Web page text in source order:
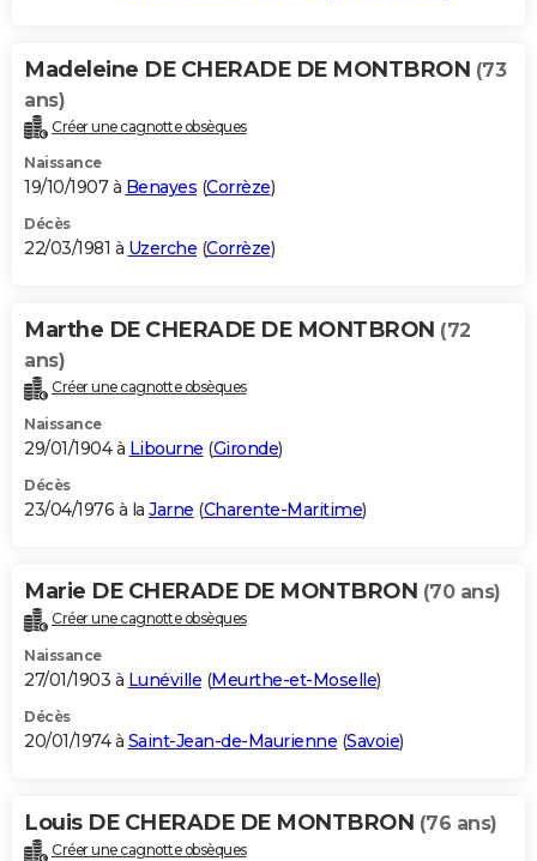
Madeleine DE CHERADE DE MONTBRON (73
ans)
Créer une cagnotte obsèques
Naissance
19/10/1907 à Benayes (Corrèze)
Décès
22/03/1981 à Uzerche (Corrèze)
Marthe DE CHERADE DE MONTBRON (72
ans)
Créer une cagnotte obsèques
Naissance
29/01/1904 à Libourne (Gironde)
Décès
23/04/1976 à la Jarne (Charente-Maritime)
Marie DE CHERADE DE MONTBRON (70 ans)
Créer une cagnotte obsèques
Naissance
27/01/1903 à Lunéville (Meurthe-et-Moselle)
Décès
20/01/1974 à Saint-Jean-de-Maurienne (Savoie)
Louis DE CHERADE DE MONTBRON (76 ans)
Créer une cagnotte obsèques